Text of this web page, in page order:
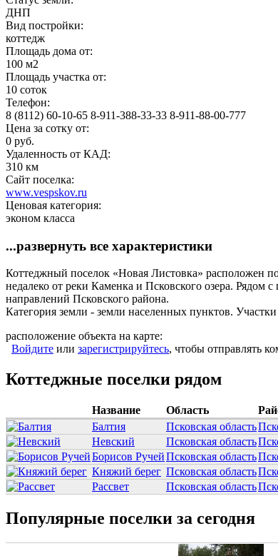
ДНП
Вид постройки:
коттедж
Площадь дома от:
100 м2
Площадь участка от:
10 соток
Телефон:
8 (8112) 60-10-65 8-911-388-33-33 8-911-88-00-777
Цена за сотку от:
0 руб.
Удаленность от КАД:
310 км
Сайт поселка:
www.vespskov.ru
Ценовая категория:
эконом класса
...развернуть все характеристики
Коттеджный поселок «Новая Листовка» расположен
недалеко от реки Каменка и Псков­ского озера. Рядом
направлений Псковского района.
Категория земли - земли населенных пунктов.
расположение объекта на карте:
Войдите или зарегистрируйтесь, чтобы отправлять
Коттеджные поселки рядом
Название Область
Балтия
Псковская область
Невский
Псковская область
Борисов РучейПсковская область
Княжий берег Псковская область
Рассвет
Псковская область
Популярные поселки за сегодня